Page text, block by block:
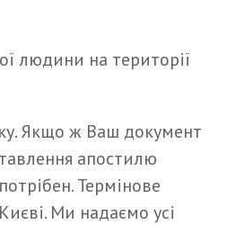
людини на території
Якщо ж Ваш документ
апостилю
Термінове
Ми надаємо усі